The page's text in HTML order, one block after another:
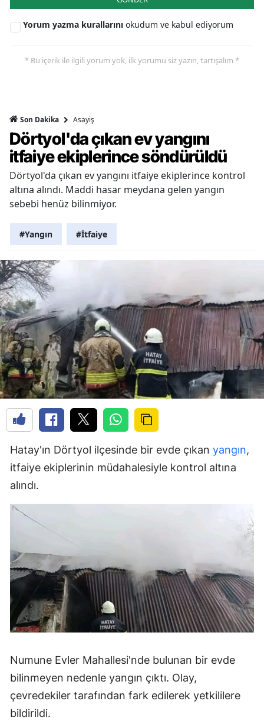
Yorum yazma kurallarını okudum ve kabul ediyorum
* Bu içerik ile ilgili yorum yok, ilk yorumu siz yazın, tartışalım *
Son Dakika Asayiş
Dörtyol'da çıkan ev yangını
itfaiye ekiplerince söndürüldü
Dörtyol'da çıkan ev yangını itfaiye ekiplerince kontrol
altına alındı. Maddi hasar meydana gelen yangın
sebebi henüz bilinmiyor.
#Yangın #İtfaiye
Hatay'ın Dörtyol ilçesinde bir evde çıkan yangın,
itfaiye ekiplerinin müdahalesiyle kontrol altına
alındı.
Numune Evler Mahallesi'nde bulunan bir evde
bilinmeyen nedenle yangın çıktı. Olay,
çevredekiler tarafından fark edilerek yetkililere
bildirildi.